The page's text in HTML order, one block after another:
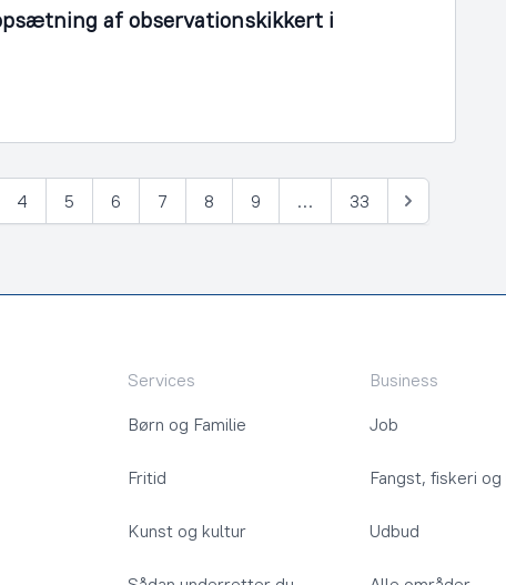
af observationskikkert i
4 5 6 7 8 9 … 33
Næste
Services
Børn og Familie
Fritid
Kunst og kultur
Business
Job
Fangst, fiskeri
Udbud